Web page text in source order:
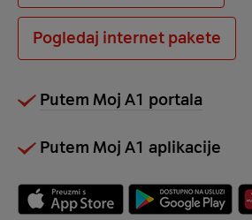
Pogledaj internet pakete
Putem Moj A1 portala
Putem Moj A1 aplikacije